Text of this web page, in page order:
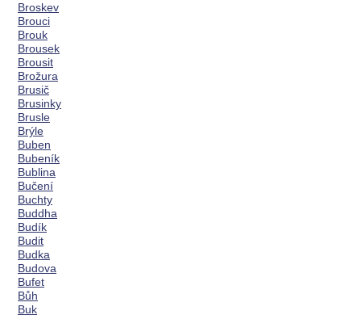
Broskev
Brouci
Brouk
Brousek
Brousit
Brožura
Brusič
Brusinky
Brusle
Brýle
Buben
Bubeník
Bublina
Bučení
Buchty
Buddha
Budík
Budit
Budka
Budova
Bufet
Bůh
Buk